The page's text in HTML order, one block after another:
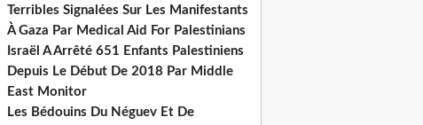
Terribles Signalées Sur Les Manifestants
À Gaza Par Medical Aid For Palestinians
Israël A Arrêté 651 Enfants Palestiniens
Depuis Le Début De 2018 Par Middle
East Monitor
Les Bédouins Du Néguev Et De